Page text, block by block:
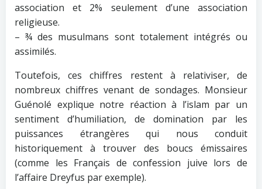
association et 2% seulement d’une association
religieuse.
– ¾ des musulmans sont totalement intégrés ou
assimilés.
Toutefois, ces chiffres restent à relativiser, de
nombreux chiffres venant de sondages. Monsieur
Guénolé explique notre réaction à l’islam par un
sentiment d’humiliation, de domination par les
puissances étrangères qui nous conduit
historiquement à trouver des boucs émissaires
(comme les Français de confession juive lors de
l’affaire Dreyfus par exemple).